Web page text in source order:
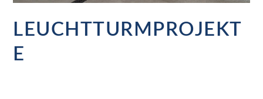
LEUCHTTURMPROJEKT
E